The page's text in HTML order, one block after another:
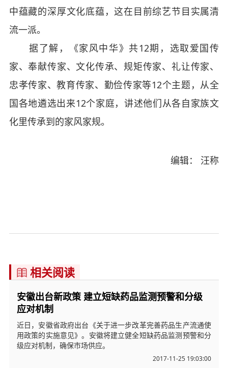
中蕴藏的深厚文化底蕴，这在目前综艺节目实属清
流一派。
据了解，《家风中华》共12期，选取爱国传
家、奉献传家、文化传承、规矩传家、礼让传家、
忠孝传家、教育传家、勤俭传家等12个主题，从全
国各地遴选出来12个家庭，讲述他们从各自家族文
化里传承到的家风家规。
编辑： 汪称
 相关阅读
安徽出台新政策 建立短缺药品监测预警和分级
应对机制
近日，安徽省政府出台《关于进一步改革完善药品生产流通使
用政策的实施意见》。安徽将建立健全短缺药品监测预警和分
级应对机制，确保市场供应。
2017-11-25 19:03:00